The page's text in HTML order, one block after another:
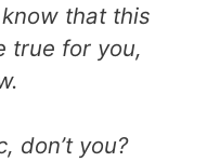
that this
true for you,
don’t you?